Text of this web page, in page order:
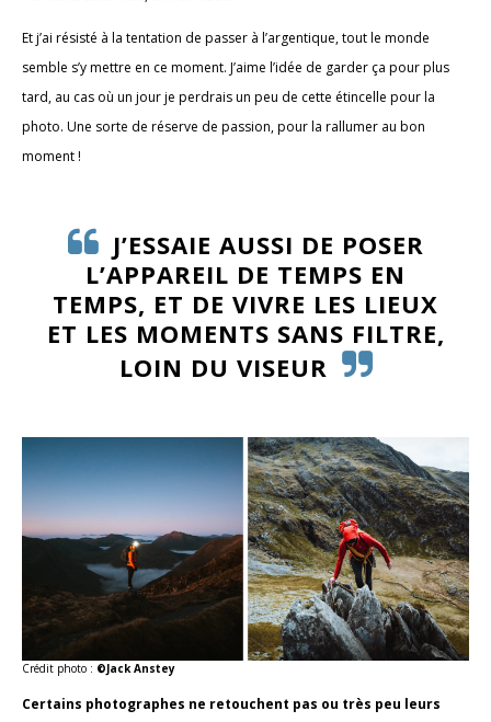
Et j’ai résisté à la tentation de passer à l’argentique, tout le monde
semble s’y mettre en ce moment. J’aime l’idée de garder ça pour plus
tard, au cas où un jour je perdrais un peu de cette étincelle pour la
photo. Une sorte de réserve de passion, pour la rallumer au bon
moment !
J’ESSAIE AUSSI DE POSER
L’APPAREIL DE TEMPS EN
TEMPS, ET DE VIVRE LES LIEUX
ET LES MOMENTS SANS FILTRE,
LOIN DU VISEUR
Crédit photo : ©Jack Anstey
Certains photographes ne retouchent pas ou très peu leurs